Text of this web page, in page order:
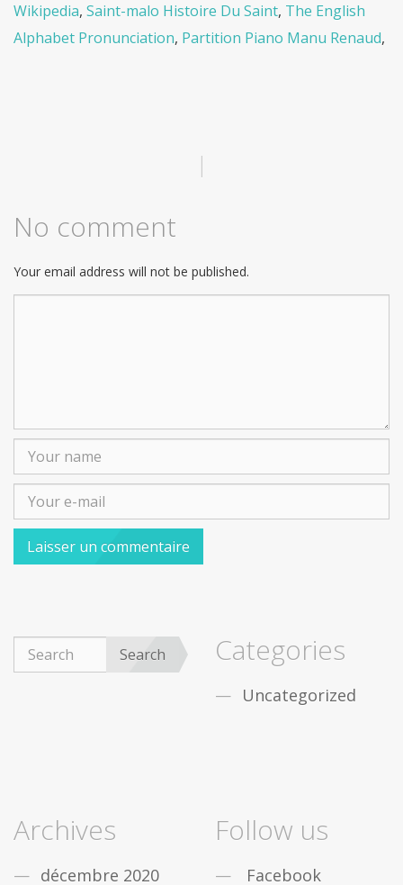
Wikipedia, Saint-malo Histoire Du Saint, The English
Alphabet Pronunciation, Partition Piano Manu Renaud,
|
No comment
Your email address will not be published.
Search Categories
Uncategorized
Archives
décembre 2020
Follow us
Facebook